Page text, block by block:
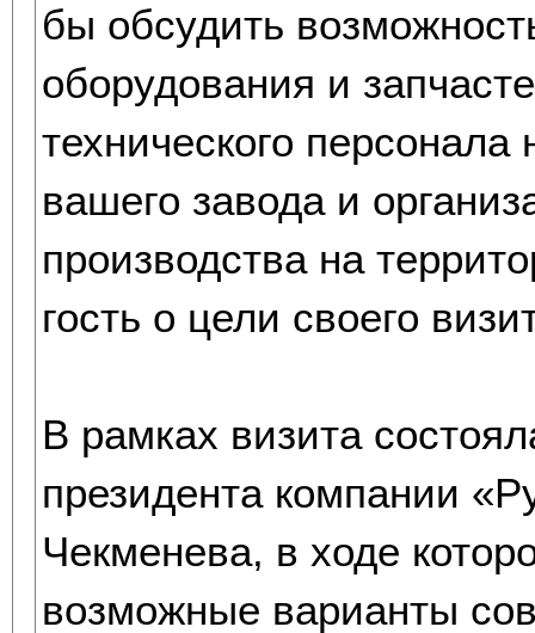
бы обсудить
оборудования и
технического персонала
вашего завода и
производства на
гость о цели своего
В рамках визита
президента компании
Чекменева, в ходе
возможные варианты